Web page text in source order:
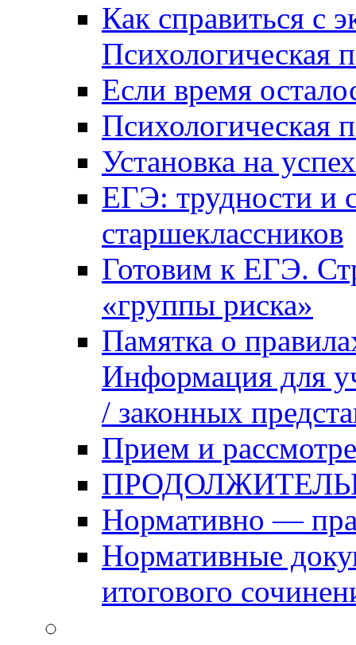
Как справиться с
Психологическая
Если время
Психологическая
Установка на успех
ЕГЭ: трудности и
старшеклассников
Готовим к ЕГЭ.
«группы риска»
Памятка о
Информация для
/ законных
Прием и
Нормативно —
Нормативные
итогового